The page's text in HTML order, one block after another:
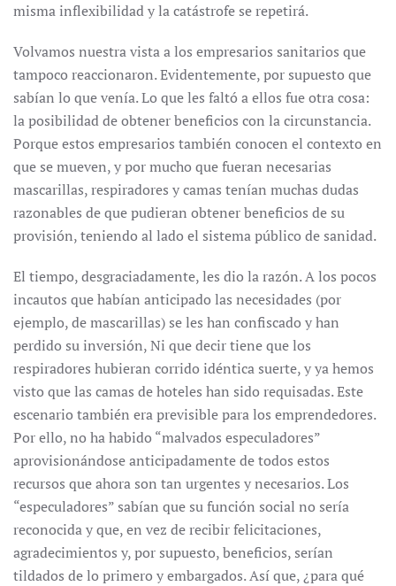
misma inflexibilidad y la catástrofe se repetirá.
Volvamos nuestra vista a los empresarios sanitarios que
tampoco reaccionaron. Evidentemente, por supuesto que
sabían lo que venía. Lo que les faltó a ellos fue otra cosa:
la posibilidad de obtener beneficios con la circunstancia.
Porque estos empresarios también conocen el contexto en
que se mueven, y por mucho que fueran necesarias
mascarillas, respiradores y camas tenían muchas dudas
razonables de que pudieran obtener beneficios de su
provisión, teniendo al lado el sistema público de sanidad.
El tiempo, desgraciadamente, les dio la razón. A los pocos
incautos que habían anticipado las necesidades (por
ejemplo, de mascarillas) se les han confiscado y han
perdido su inversión, Ni que decir tiene que los
respiradores hubieran corrido idéntica suerte, y ya hemos
visto que las camas de hoteles han sido requisadas. Este
escenario también era previsible para los emprendedores.
Por ello, no ha habido “malvados especuladores”
aprovisionándose anticipadamente de todos estos
recursos que ahora son tan urgentes y necesarios. Los
“especuladores” sabían que su función social no sería
reconocida y que, en vez de recibir felicitaciones,
agradecimientos y, por supuesto, beneficios, serían
tildados de lo primero y embargados. Así que, ¿para qué